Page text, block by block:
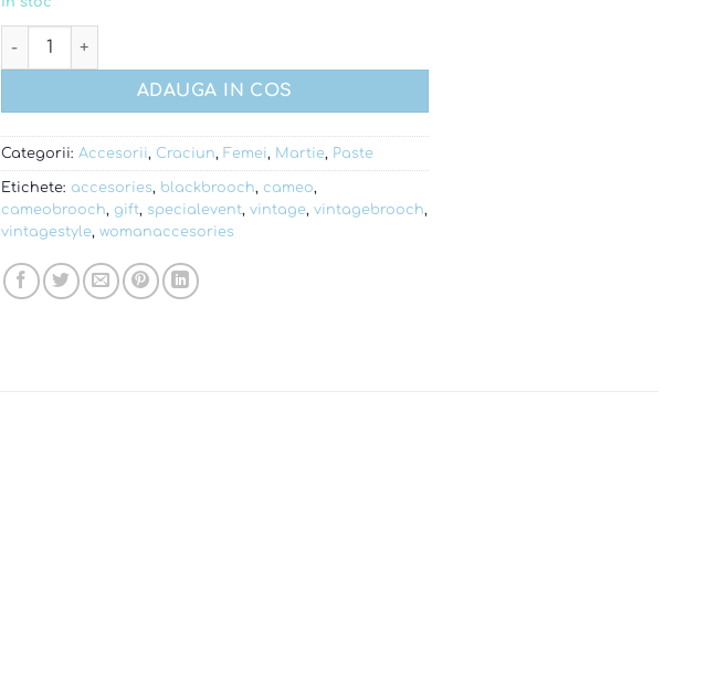
Cantitate Brosa vintage red rose
ADAUGA IN COS
Categorii: Accesorii, Craciun, Femei, Martie, Paste
Etichete: accesories, blackbrooch, cameo,
cameobrooch, gift, specialevent, vintage, vintagebrooch,
vintagestyle, womanaccesories